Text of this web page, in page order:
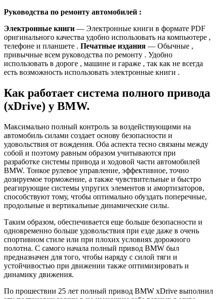
Руководства по ремонту автомобилей :
Электронные книги — Электронные книги в формате PDF
оригинального качества удобно использовать на компьютере ,
телефоне и планшете . Печатные издания — Обычные ,
привычные всем руководства по ремонту . Удобно
использовать в дороге , машине и гараже , так как не всегда
есть возможность использовать электронные книги .
Как работает система полного привода
(xDrive) у BMW.
Максимально полный контроль за воздействующими на
автомобиль силами создает основу безопасности и
удовольствия от вождения. Оба аспекта тесно связаны между
собой и поэтому равным образом учитываются при
разработке системы привода и ходовой части автомобилей
BMW. Тонкое рулевое управление, эффективное, точно
дозируемое торможение, а также чувствительные и быстро
реагирующие системы упругих элементов и амортизаторов,
способствуют тому, чтобы оптимально обуздать поперечные,
продольные и вертикальные динамические силы.
Таким образом, обеспечивается еще больше безопасности и
одновременно больше удовольствия при езде даже в очень
спортивном стиле или при плохих условиях дорожного
полотна. С самого начала полный привод BMW был
предназначен для того, чтобы наряду с силой тяги и
устойчивостью при движении также оптимизировать и
динамику движения.
По прошествии 25 лет полный привод BMW xDrive выполнил